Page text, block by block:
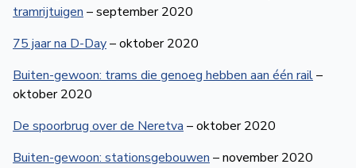
tramrijtuigen– september 2020
75 jaar na D-Day– oktober 2020
Buiten-gewoon: trams die genoeg hebben aan één rail–
oktober 2020
De spoorbrug over de Neretva– oktober 2020
Buiten-gewoon: stationsgebouwen– november 2020